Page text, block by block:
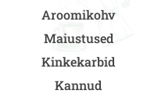
Aroomikohv
Maiustused
Kinkekarbid
Kannud